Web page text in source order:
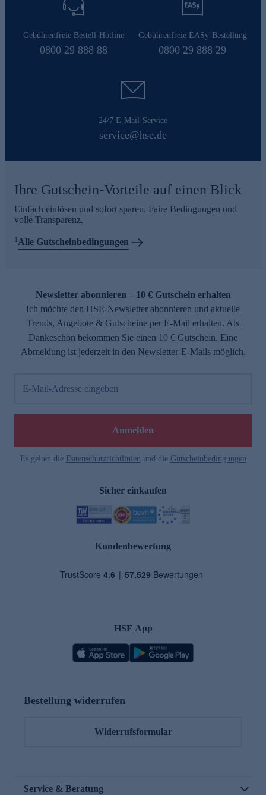
Gebührenfreie Bestell-Hotline
0800 29 888 88
Gebührenfreie EASy-Bestellung
0800 29 888 29
24/7 E-Mail-Service
service@hse.de
Ihre Gutschein-Vorteile auf einen Blick
Einfach einlösen und sofort sparen. Faire Bedingungen und
volle Transparenz.
1Alle Gutscheinbedingungen
Newsletter abonnieren – 10 € Gutschein erhalten
Ich möchte den HSE-Newsletter abonnieren und aktuelle
Trends, Angebote & Gutscheine per E-Mail erhalten. Als
Dankeschön bekommen Sie einen 10 € Gutschein. Eine
Abmeldung ist jederzeit in den Newsletter-E-Mails möglich.
E-Mail-Adresse eingeben
Anmelden
Es gelten die Datenschutzrichtlinien und die Gutscheinbedingungen
Sicher einkaufen
Kundenbewertung
HSE App
Bestellung widerrufen
Widerrufsformular
Service & Beratung